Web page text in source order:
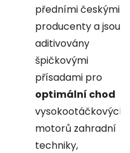
předními českými
producenty a jsou
aditivovány
špičkovými
přísadami pro
optimální chod
vysokootáčkových
motorů zahradní
techniky,